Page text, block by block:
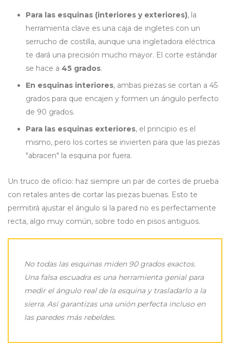
Para las esquinas (interiores y exteriores), la
herramienta clave es una caja de ingletes con un
serrucho de costilla, aunque una ingletadora eléctrica
te dará una precisión mucho mayor. El corte estándar
se hace a 45 grados.
En esquinas interiores, ambas piezas se cortan a 45
grados para que encajen y formen un ángulo perfecto
de 90 grados.
Para las esquinas exteriores, el principio es el
mismo, pero los cortes se invierten para que las piezas
"abracen" la esquina por fuera.
Un truco de oficio: haz siempre un par de cortes de prueba
con retales antes de cortar las piezas buenas. Esto te
permitirá ajustar el ángulo si la pared no es perfectamente
recta, algo muy común, sobre todo en pisos antiguos.
No todas las esquinas miden 90 grados exactos.
Una falsa escuadra es una herramienta genial para
medir el ángulo real de la esquina y trasladarlo a la
sierra. Así garantizas una unión perfecta incluso en
las paredes más rebeldes.